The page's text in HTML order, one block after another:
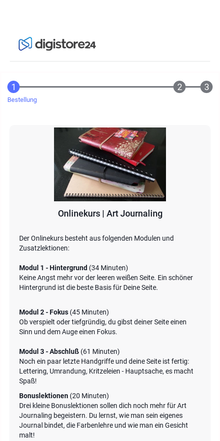
Bestellung
Onlinekurs | Art Journaling
Der Onlinekurs besteht aus folgenden Modulen und
Zusatzlektionen:
Modul 1 - Hintergrund (34 Minuten)
Keine Angst mehr vor der leeren weißen Seite. Ein schöner
Hintergrund ist die beste Basis für Deine Seite.
Modul 2 - Fokus (45 Minuten)
Ob verspielt oder tiefgründig, du gibst deiner Seite einen
Sinn und dem Auge einen Fokus.
Modul 3 - Abschluß (61 Minuten)
Noch ein paar letzte Handgriffe und deine Seite ist fertig:
Lettering, Umrandung, Kritzeleien - Hauptsache, es macht
Spaß!
Bonuslektionen (20 Minuten)
Drei kleine Bonuslektionen sollen dich noch mehr für Art
Journaling begeistern. Du lernst, wie man sein eigenes
Journal bindet, die Farbenlehre und wie man ein Gesicht
malt!